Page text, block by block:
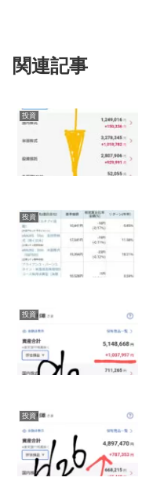
関連記事
投資
投資
投資
投資